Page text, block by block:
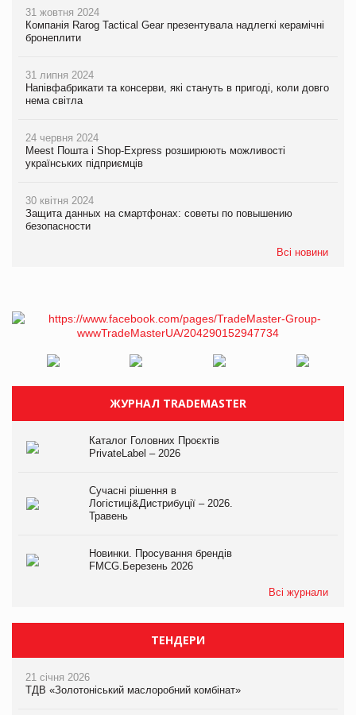
31 жовтня 2024
Компанія Rarog Tactical Gear презентувала надлегкі керамічні
бронеплити
31 липня 2024
Напівфабрикати та консерви, які стануть в пригоді, коли довго
нема світла
24 червня 2024
Meest Пошта і Shop-Express розширюють можливості
українських підприємців
30 квітня 2024
Защита данных на смартфонах: советы по повышению
безопасности
Всі новини
ЖУРНАЛ TRADEMASTER
Каталог Головних Проєктів
PrivateLabel – 2026
Сучасні рішення в
Логістиці&Дистрибуції – 2026.
Травень
Новинки. Просування брендів
FMCG.Березень 2026
Всі журнали
ТЕНДЕРИ
21 січня 2026
ТДВ «Золотоніський маслоробний комбінат»